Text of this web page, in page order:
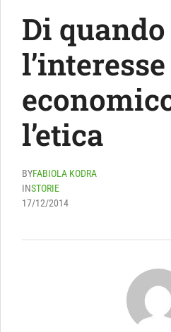
Di quando
l’interesse
l’etica
BYFABIOLA KODRA
INSTORIE
17/12/2014